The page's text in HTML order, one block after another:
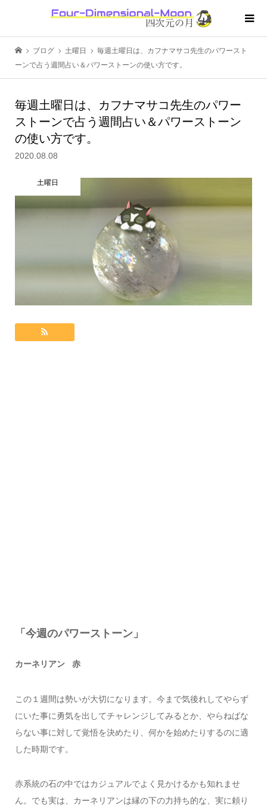
ブログ 土曜日
毎週土曜日は、カフナマサコ先生のパワースト
ーンで占う週間占い＆パワーストーンの使い方です。
毎週土曜日は、カフナマサコ先生のパワー
ストーンで占う週間占い＆パワーストーン
の使い方です。
2020.08.08
土曜日
「今週のパワーストーン」
カーネリアン 赤
この１週間は勢いが大切になります。今まで気後れしてやらず
にいた事に勇気を出してチャレンジしてみるとか、やらねばな
らない事に対して覚悟を決めたり、何かを始めたりするのに適
した時期です。
赤系統の石の中ではカジュアルでよく見かけるかも知れませ
ん。でも実は、カーネリアンは縁の下の力持ち的な、実に頼り